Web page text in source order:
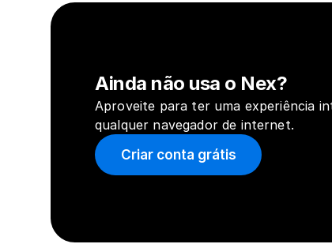
Ainda não usa o Nex?
Aproveite para ter uma experiência
qualquer navegador de internet.
Criar conta grátis